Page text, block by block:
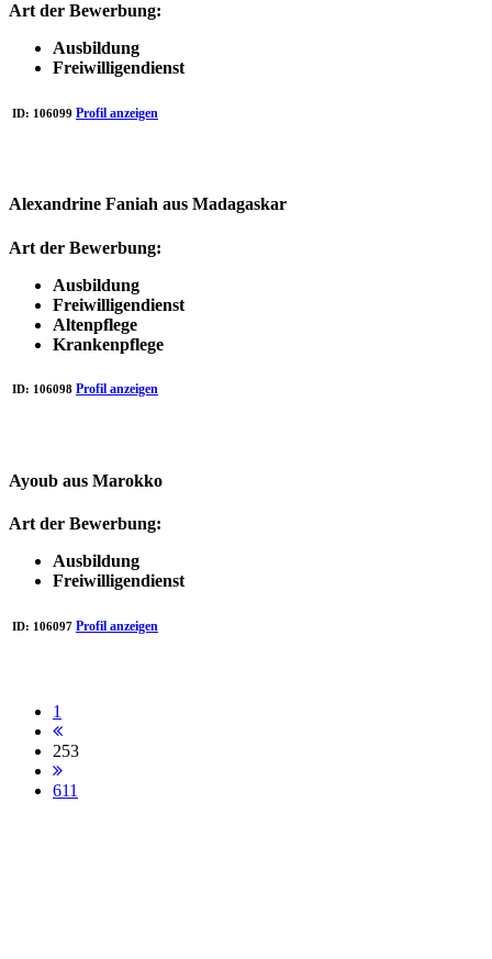
Art der Bewerbung:
Ausbildung
Freiwilligendienst
ID: 106099 Profil anzeigen
Alexandrine Faniah aus Madagaskar
Art der Bewerbung:
Ausbildung
Freiwilligendienst
Altenpflege
Krankenpflege
ID: 106098 Profil anzeigen
Ayoub aus Marokko
Art der Bewerbung:
Ausbildung
Freiwilligendienst
ID: 106097 Profil anzeigen
1
253
611